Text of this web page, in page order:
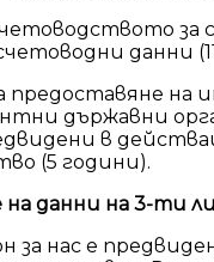
за
данни
предоставяне на
държавни
в
(5 години).
данни на 3-ти
за нас е